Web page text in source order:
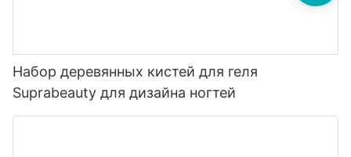
Набор деревянных кистей для геля
Suprabeauty для дизайна ногтей